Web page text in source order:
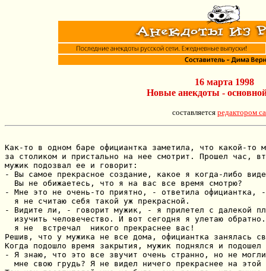
16 марта 1998
Новые анекдоты -
составляется редактором
Как-то в одном баре официантка заметила, что какой-то
за столиком и пристально на нее смотрит. Прошел час,
мужик подозвал ее и говорит:
- Вы самое прекрасное создание, какое я когда-либо
  Вы не обижаетесь, что я на вас все время смотрю?
- Мне это не очень-то приятно, - ответила официантка,
  я не считаю себя такой уж прекрасной.
- Видите ли, - говорит мужик, - я прилетел с далекой
изучить человечество. И вот сегодня я улетаю
  я не  встречал  никого прекраснее вас!
Решив, что у мужика не все дома, официантка занялась
Когда подошло время закрытия, мужик поднялся и
- Я знаю, что это все звучит очень странно, но не
мне свою грудь? Я не видел ничего прекраснее на этой